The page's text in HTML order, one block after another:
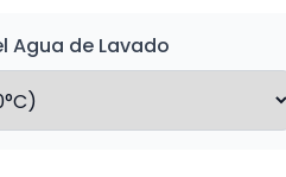
Agua de Lavado